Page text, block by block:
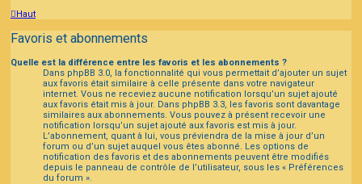
Haut
Favoris et abonnements
Quelle est la différence entre les favoris et les abonnements ?
Dans phpBB 3.0, la fonctionnalité qui vous permettait d’ajouter un sujet
aux favoris était similaire à celle présente dans votre navigateur
internet. Vous ne receviez aucune notification lorsqu’un sujet ajouté
aux favoris était mis à jour. Dans phpBB 3.3, les favoris sont davantage
similaires aux abonnements. Vous pouvez à présent recevoir une
notification lorsqu’un sujet ajouté aux favoris est mis à jour.
L’abonnement, quant à lui, vous préviendra de la mise à jour d’un
forum ou d’un sujet auquel vous êtes abonné. Les options de
notification des favoris et des abonnements peuvent être modifiés
depuis le panneau de contrôle de l’utilisateur, sous les « Préférences
du forum ».